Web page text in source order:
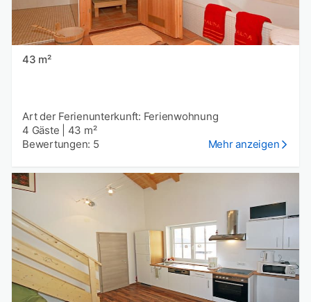
43 m²
Art der Ferienunterkunft: Ferienwohnung
4 Gäste
43 m²
Bewertungen: 5
Mehr anzeigen